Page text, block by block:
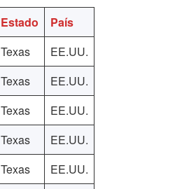
Estado
País
Texas
EE.UU.
Texas
EE.UU.
Texas
EE.UU.
Texas
EE.UU.
Texas
EE.UU.